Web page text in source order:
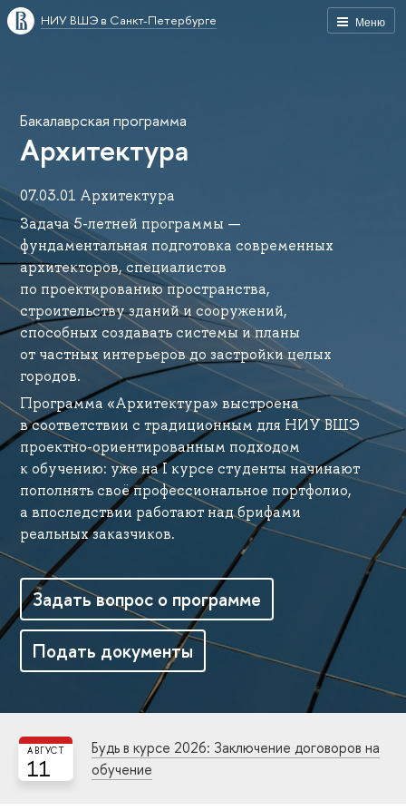
Меню
НИУ ВШЭ в Санкт-Петербурге
Бакалаврская программа
Архитектура
07.03.01 Архитектура
Задача 5-летней программы —
фундаментальная подготовка современных
архитекторов, специалистов
по проектированию пространства,
строительству зданий и сооружений,
способных создавать системы и планы
от частных интерьеров до застройки целых
городов.
Программа «Архитектура» выстроена
в соответствии с традиционным для НИУ ВШЭ
проектно-ориентированным подходом
к обучению: уже на I курсе студенты начинают
пополнять своё профессиональное портфолио,
а впоследствии работают над брифами
реальных заказчиков.
Задать вопрос о программе
Подать документы
11
АВГУСТ
Будь в курсе 2026: Заключение договоров на
обучение